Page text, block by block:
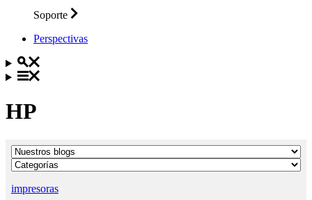
Soporte
Perspectivas
HP
impresoras